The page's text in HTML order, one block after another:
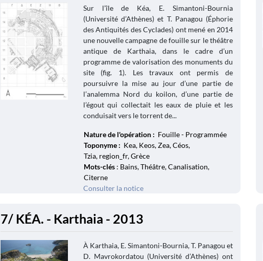
Sur l’île de Kéa, E. Simantoni-Bournia
(Université d’Athènes) et T. Panagou (Éphorie
des Antiquités des Cyclades) ont mené en 2014
une nouvelle campagne de fouille sur le théâtre
antique de Karthaia, dans le cadre d’un
programme de valorisation des monuments du
site (fig. 1). Les travaux ont permis de
poursuivre la mise au jour d’une partie de
l’analemma Nord du koilon, d’une partie de
l’égout qui collectait les eaux de pluie et les
conduisait vers le torrent de...
Nature de l'opération : Fouille - Programmée
Toponyme : Kea, Keos, Zea, Céos,
Tzia, region_fr, Grèce
Mots-clés: Bains, Théâtre, Canalisation,
Citerne
Consulter la notice
7/ KÉA. - Karthaia - 2013
À Karthaia, E. Simantoni-Bournia, T. Panagou et
D. Mavrokordatou (Université d’Athènes) ont